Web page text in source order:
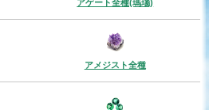
アゲート全種(瑪瑙)
アメジスト全種